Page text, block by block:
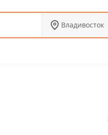
Владивосток